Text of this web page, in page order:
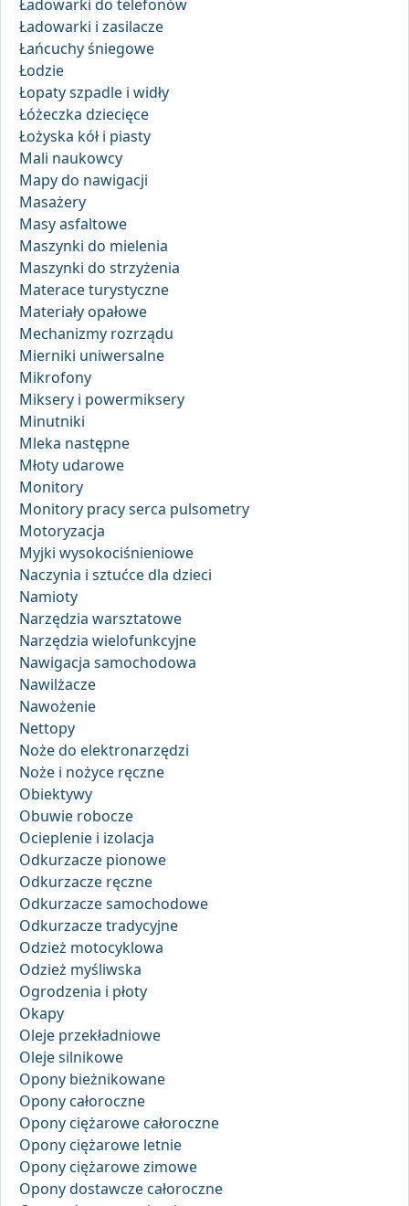
Ładowarki do telefonów
Ładowarki i zasilacze
Łańcuchy śniegowe
Łodzie
Łopaty szpadle i widły
Łóżeczka dziecięce
Łożyska kół i piasty
Mali naukowcy
Mapy do nawigacji
Masażery
Masy asfaltowe
Maszynki do mielenia
Maszynki do strzyżenia
Materace turystyczne
Materiały opałowe
Mechanizmy rozrządu
Mierniki uniwersalne
Mikrofony
Miksery i powermiksery
Minutniki
Mleka następne
Młoty udarowe
Monitory
Monitory pracy serca pulsometry
Motoryzacja
Myjki wysokociśnieniowe
Naczynia i sztućce dla dzieci
Namioty
Narzędzia warsztatowe
Narzędzia wielofunkcyjne
Nawigacja samochodowa
Nawilżacze
Nawożenie
Nettopy
Noże do elektronarzędzi
Noże i nożyce ręczne
Obiektywy
Obuwie robocze
Ocieplenie i izolacja
Odkurzacze pionowe
Odkurzacze ręczne
Odkurzacze samochodowe
Odkurzacze tradycyjne
Odzież motocyklowa
Odzież myśliwska
Ogrodzenia i płoty
Okapy
Oleje przekładniowe
Oleje silnikowe
Opony bieżnikowane
Opony całoroczne
Opony ciężarowe całoroczne
Opony ciężarowe letnie
Opony ciężarowe zimowe
Opony dostawcze całoroczne